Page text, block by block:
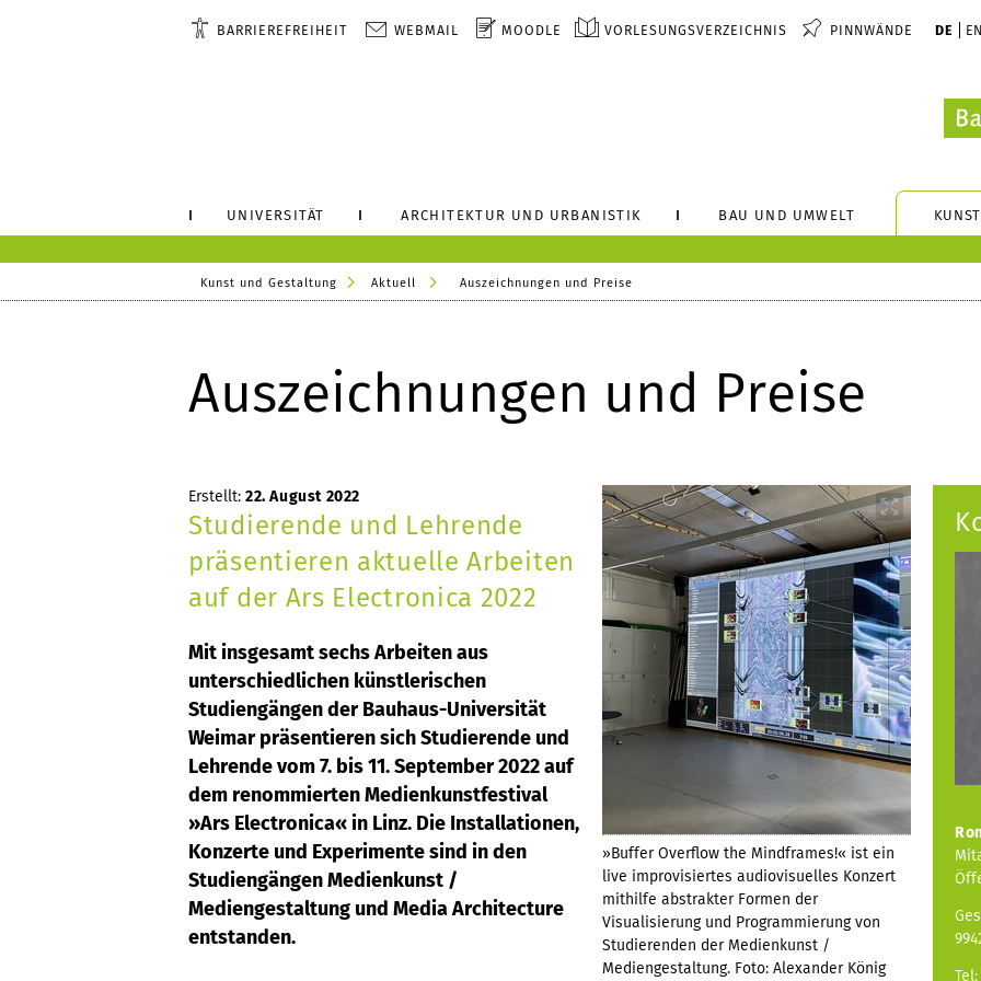
BARRIEREFREIHEIT WEBMAIL MOODLE VORLESUNGSVERZEICHNIS PINNWÄNDE DE EN
UNIVERSITÄT ARCHITEKTUR UND URBANISTIK BAU UND UMWELT
Kunst und Gestaltung Aktuell Auszeichnungen und Preise
Auszeichnungen und Preise
»Buffer Overflow the Mindframes!« ist ein
live improvisiertes audiovisuelles Konzert
mithilfe abstrakter Formen der
Visualisierung und Programmierung von
Studierenden der Medienkunst /
Mediengestaltung. Foto: Alexander König
Erstellt: 22. August 2022
Studierende und Lehrende
präsentieren aktuelle Arbeiten
auf der Ars Electronica 2022
Mit insgesamt sechs Arbeiten aus
unterschiedlichen künstlerischen
Studiengängen der Bauhaus-Universität
Weimar präsentieren sich Studierende und
Lehrende vom 7. bis 11. September 2022 auf
dem renommierten Medienkunstfestival
»Ars Electronica« in Linz. Die Installationen,
Konzerte und Experimente sind in den
Studiengängen Medienkunst /
Mediengestaltung und Media Architecture
entstanden.